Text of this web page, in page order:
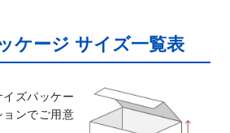
ケージ サイズ一覧表
ズパッケー
ョンでご用意